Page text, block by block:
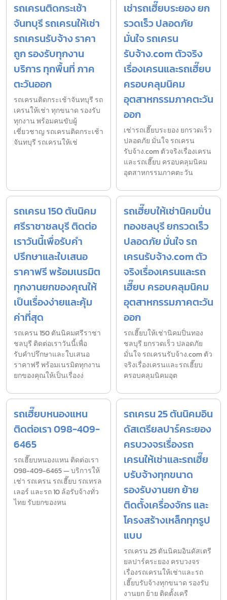
รถเครนติดกระเช้า
จันทบุรี รถเครนให้เช่า
รถเครนรับจ้าง ราคา
ถูก รองรับทุกงาน
บริการ ทุกพื้นที่ ภาค
ตะวันออก
รถเครนติดกระเช้าจันทบุรี รถ
เครนให้เช่า ทุกขนาด รองรับ
ทุกงาน พร้อมคนขับผู้
เชี่ยวชาญ รถเครนติดกระเช้า
จันทบุรี รถเครนให้เช่
เช่ารถเฮี๊ยบระยอง ยก
รวดเร็ว ปลอดภัย
มั่นใจ รถเครน
รับจ้าง.com ตัวจริง
เรื่องเครนและรถเฮี๊ยบ
ครอบคลุมนิคม
อุตสาหกรรมภาคตะวัน
ออก
เช่ารถเฮี๊ยบระยอง ยกรวดเร็ว
ปลอดภัย มั่นใจ รถเครน
รับจ้าง.com ตัวจริงเรื่องเครน
และรถเฮี๊ยบ ครอบคลุมนิคม
อุตสาหกรรมภาคตะวัน
รถเครน 150 ตันนิคม
ศรีราชาชลบุรี ติดต่อ
เราวันนี้เพื่อรับคำ
ปรึกษาและใบเสนอ
ราคาฟรี พร้อมเนรมิต
ทุกงานยกของคุณให้
เป็นเรื่องง่ายและคุ้ม
ค่าที่สุด
รถเครน 150 ตันนิคมศรีราชา
ชลบุรี ติดต่อเราวันนี้เพื่อ
รับคำปรึกษาและใบเสนอ
ราคาฟรี พร้อมเนรมิตทุกงาน
ยกของคุณให้เป็นเรื่องง่
รถเฮี๊ยบให้เช่านิคมปิ่น
ทองชลบุรี ยกรวดเร็ว
ปลอดภัย มั่นใจ รถ
เครนรับจ้าง.com ตัว
จริงเรื่องเครนและรถ
เฮี๊ยบ ครอบคลุมนิคม
อุตสาหกรรมภาคตะวัน
ออก
รถเฮี๊ยบให้เช่านิคมปิ่นทอง
ชลบุรี ยกรวดเร็ว ปลอดภัย
มั่นใจ รถเครนรับจ้าง.com ตัว
จริงเรื่องเครนและรถเฮี๊ยบ
ครอบคลุมนิคมอุต
รถเฮี๊ยบหนองแหน
ติดต่อเรา 098-409-
6465
รถเฮี๊ยบหนองแหน ติดต่อเรา
098-409-6465 — บริการให้
เช่า รถเครน รถเฮี๊ยบ รถเทรล
เลอร์ และรถ 10 ล้อรับจ้างทั่ว
ไทย รับยกของหน
รถเครน 25 ตันนิคมอิน
ดัสเตรียลปาร์คระยอง
ครบวงจรเรื่องรถ
เครนให้เช่าและรถเฮี๊ย
บรับจ้างทุกขนาด
รองรับงานยก ย้าย
ติดตั้งเครื่องจักร และ
โครงสร้างเหล็กทุกรูป
แบบ
รถเครน 25 ตันนิคมอินดัสเตรี
ยลปาร์คระยอง ครบวงจร
เรื่องรถเครนให้เช่าและรถ
เฮี๊ยบรับจ้างทุกขนาด รองรับ
งานยก ย้าย ติดตั้งเครื